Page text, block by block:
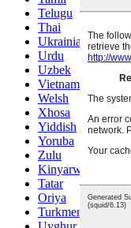
Telugu
Thai
Ukrainian
Urdu
Uzbek
Vietnamese
Welsh
Xhosa
Yiddish
Yoruba
Zulu
Kinyarwanda
Tatar
Oriya
Turkmen